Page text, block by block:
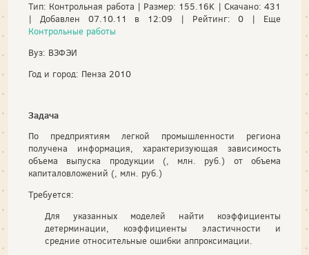
Тип: Контрольная работа | Размер: 155.16K | Скачано: 431
| Добавлен 07.10.11 в 12:09 | Рейтинг: 0 | Еще
Контрольные работы
Вуз: ВЗФЭИ
Год и город: Пенза 2010
Задача
По предприятиям легкой промышленности региона
получена информация, характеризующая зависимость
объема выпуска продукции (, млн. руб.) от объема
капиталовложений (, млн. руб.)
Требуется:
Для указанных моделей найти коэффициенты
детерминации, коэффициенты эластичности и
средние относительные ошибки аппроксимации.